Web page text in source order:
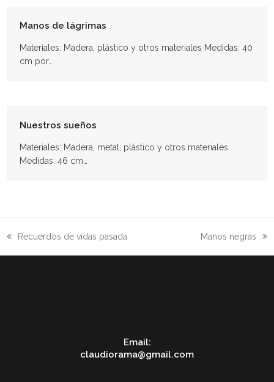
Manos de lágrimas
Materiales: Madera, plástico y otros materiales Medidas: 40
cm por…
Nuestros sueños
Materiales: Madera, metal, plástico y otros materiales
Medidas: 46 cm…
previous
post:
Recuerdos de vidas pasada
next
post:
Manos negras
Email:
claudiorama@gmail.com